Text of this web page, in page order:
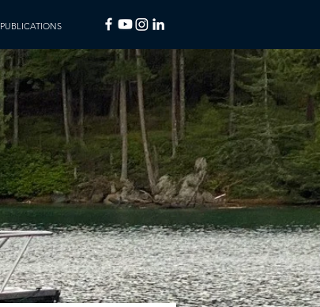
PUBLICATIONS